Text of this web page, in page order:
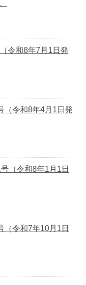
令和8年7月1日発
令和8年4月1日発
（令和8年1月1日
令和7年10月1日